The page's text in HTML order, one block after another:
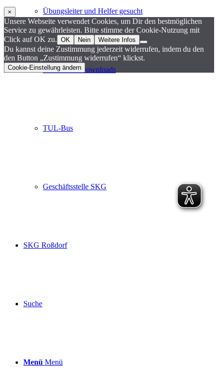
Übungsleiter und Helfer gesucht
Formulare / Downloads
TUL-Bus
Geschäftsstelle SKG
SKG Roßdorf
Suche
Menü Menü
×
Unsere Webseite verwendet Cookies, um Dir den bestmöglichen
Service zu gewährleisten. Bitte stimme der Cookie-Nutzung mit
Click auf OK zu. OK Nein Weitere Infos
Du kannst deine Zustimmung jederzeit widerrufen, indem du den
den Button „Zustimmung widerrufen“ klickst.
Cookie-Einstellung ändern